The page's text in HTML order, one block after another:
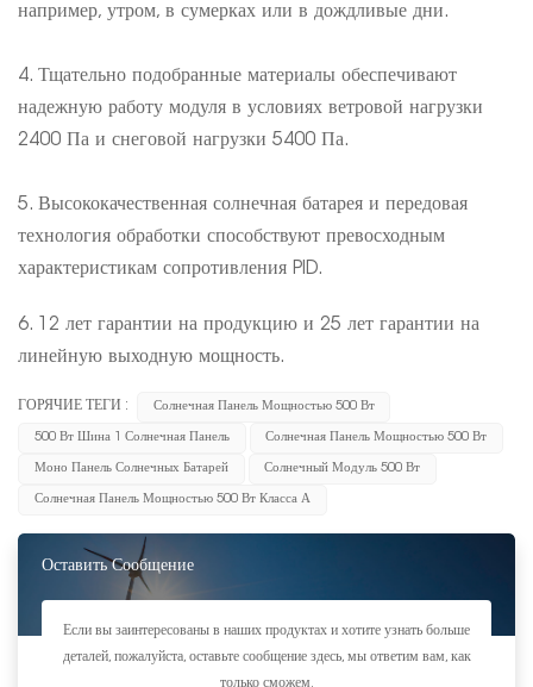
например, утром, в сумерках или в дождливые дни.
4. Тщательно подобранные материалы обеспечивают
надежную работу модуля в условиях ветровой нагрузки
2400 Па и снеговой нагрузки 5400 Па.
5. Высококачественная солнечная батарея и передовая
технология обработки способствуют превосходным
характеристикам сопротивления PID.
6. 12 лет гарантии на продукцию и 25 лет гарантии на
линейную выходную мощность.
ГОРЯЧИЕ ТЕГИ : Солнечная Панель Мощностью 500 Вт
500 Вт Шина 1 Солнечная Панель Солнечная Панель Мощностью 500 Вт
Моно Панель Солнечных Батарей Солнечный Модуль 500 Вт
Солнечная Панель Мощностью 500 Вт Класса А
Оставить Сообщение
Если вы заинтересованы в наших продуктах и хотите узнать больше
деталей, пожалуйста, оставьте сообщение здесь, мы ответим вам, как
только сможем.